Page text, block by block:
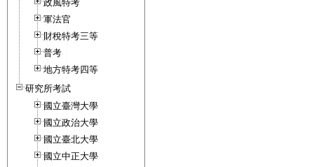
政風特考
軍法官
財稅特考三等
普考
地方特考四等
研究所考試
國立臺灣大學
國立政治大學
國立臺北大學
國立中正大學